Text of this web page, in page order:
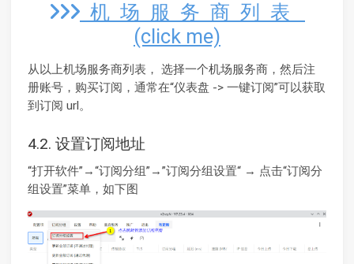
机 场 服 务 商 列 表
(click me)
从以上机场服务商列表， 选择一个机场服务商，然后注
册账号，购买订阅，通常在“仪表盘 -> 一键订阅”可以获取
到订阅 url。
4.2. 设置订阅地址
“打开软件”→“订阅分组”→”订阅分组设置“ → 点击“订阅分
组设置”菜单，如下图